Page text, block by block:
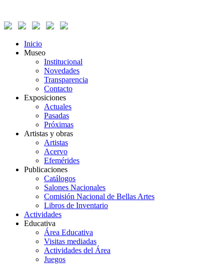
Inicio
Museo
Institucional
Novedades
Transparencia
Contacto
Exposiciones
Actuales
Pasadas
Próximas
Artistas y obras
Artistas
Acervo
Efemérides
Publicaciones
Catálogos
Salones Nacionales
Comisión Nacional de Bellas Artes
Libros de Inventario
Actividades
Educativa
Área Educativa
Visitas mediadas
Actividades del Área
Juegos